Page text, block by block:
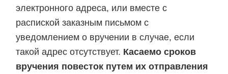
электронного адреса, или вместе с
распиской заказным письмом с
уведомлением о вручении в случае, если
такой адрес отсутствует. Касаемо сроков
вручения повесток путем их отправления